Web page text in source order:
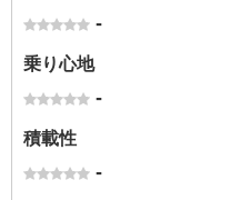
-
乗り心地
-
積載性
-